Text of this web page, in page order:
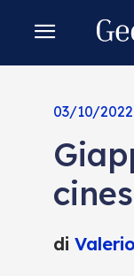
03/10/2022
di